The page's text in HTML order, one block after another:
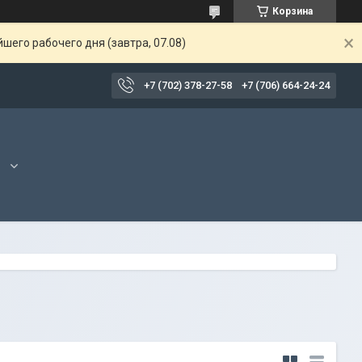
Корзина
рабочего дня (завтра, 07.08)
+7 (702) 378-27-58 +7 (706) 664-24-24